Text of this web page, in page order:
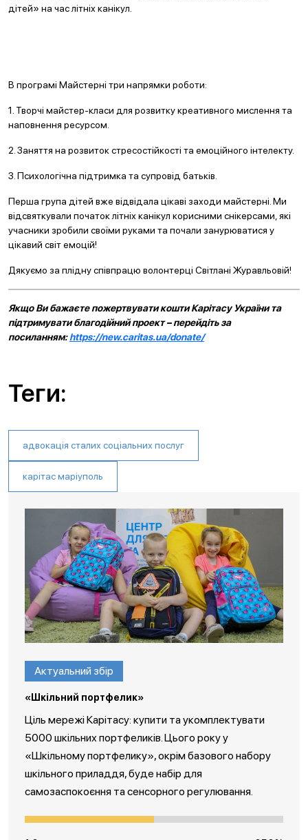
дітей» на час літніх канікул.
В програмі Майстерні три напрямки роботи:
1. Творчі майстер-класи для розвитку креативного мислення та
наповнення ресурсом.
2. Заняття на розвиток стресостійкості та емоційного інтелекту.
3. Психологічна підтримка та супровід батьків.
Перша група дітей вже відвідала цікаві заходи майстерні. Ми
відсвяткували початок літніх канікул корисними снікерсами, які
учасники зробили своїми руками та почали занурюватися у
цікавий світ емоцій!
Дякуємо за плідну співпрацю волонтерці Світлані Журавльовій!
Якщо Ви бажаєте пожертвувати кошти Карітасу України та
підтримувати благодійний проект – перейдіть за
посиланням:https://new.caritas.ua/donate/
Теги:
адвокація сталих соціальних послуг
карітас маріуполь
Актуальний збір
«Шкільний портфелик»
Ціль мережі Карітасу: купити та укомплектувати
5000 шкільних портфеликів. Цього року у
«Шкільному портфелику», окрім базового набору
шкільного приладдя, буде набір для
самозаспокоєння та сенсорного регулювання.